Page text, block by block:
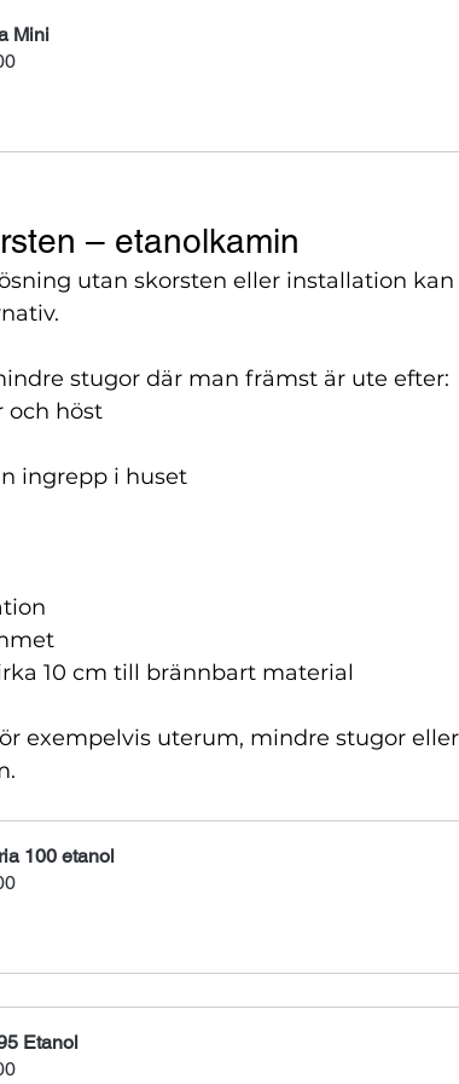
Mini
– etanolkamin
utan skorsten eller installation
stugor där man främst är ute efter:
och höst
ingrepp i huset
10 cm till brännbart material
exempelvis uterum, mindre stugor
100 etanol
Etanol